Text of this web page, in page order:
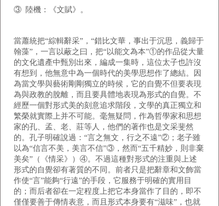
③ 陸機：《文賦》。
當蕭統把“綜輯辭采”，“錯比文華，事出于沉思，義歸于
翰藻”，一言以蔽之曰，把“以能文為本”①的作品從大量
的文化遺產中甄別出來，編成一集時，這位太子也許沒
有想到，他無意中為一個時代的美學思想作了總結。因
為當文學與藝術剛剛獨立的時候，它的自覺不但要表現
為與政教的脫離，而且要具體地表現為形式的自覺。不
經歷一個對形式美的刻意追求階段，文學的真正獨立和
繁榮就實際上并不可能。毫無疑問，作為哲學家和思想
家的孔、孟、老、莊等人，他們的著作也是文采斐然
的。孔子明確說過：“言之無文，行之不遠”②；老子雖
以為“信言不美，美言不信”③，然而“五千精妙，則非棄
美矣”（《情采》）④。不過這種對形式的注重與上述
形式的自覺卻有著質的不同。前者只是把辭章和文飾當
作使“言”能夠“行遠”的手段，它服務于明確的實用目
的；而后者卻在一定程度上把它本身當作了目的，即不
僅僅要善于傳情表意，而且形式本身要有“滋味”，也就